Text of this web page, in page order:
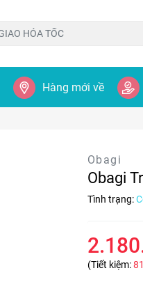
Hàng mới về
Obagi
Obagi
Tình trạng:
(Tiết kiệm: